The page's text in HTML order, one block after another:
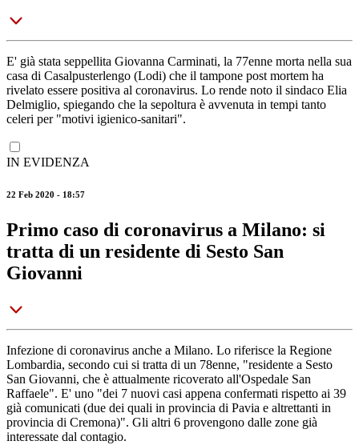
E' già stata seppellita Giovanna Carminati, la 77enne morta nella sua
casa di Casalpusterlengo (Lodi) che il tampone post mortem ha
rivelato essere positiva al coronavirus. Lo rende noto il sindaco Elia
Delmiglio, spiegando che la sepoltura è avvenuta in tempi tanto
celeri per "motivi igienico-sanitari".
IN EVIDENZA
22 Feb 2020 - 18:57
Primo caso di coronavirus a Milano: si
tratta di un residente di Sesto San
Giovanni
Infezione di coronavirus anche a Milano. Lo riferisce la Regione
Lombardia, secondo cui si tratta di un 78enne, "residente a Sesto
San Giovanni, che è attualmente ricoverato all'Ospedale San
Raffaele". E' uno "dei 7 nuovi casi appena confermati rispetto ai 39
già comunicati (due dei quali in provincia di Pavia e altrettanti in
provincia di Cremona)". Gli altri 6 provengono dalle zone già
interessate dal contagio.